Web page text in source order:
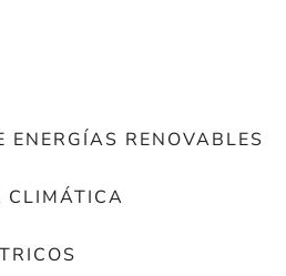
ENERGÍAS RENOVABLES
CLIMÁTICA